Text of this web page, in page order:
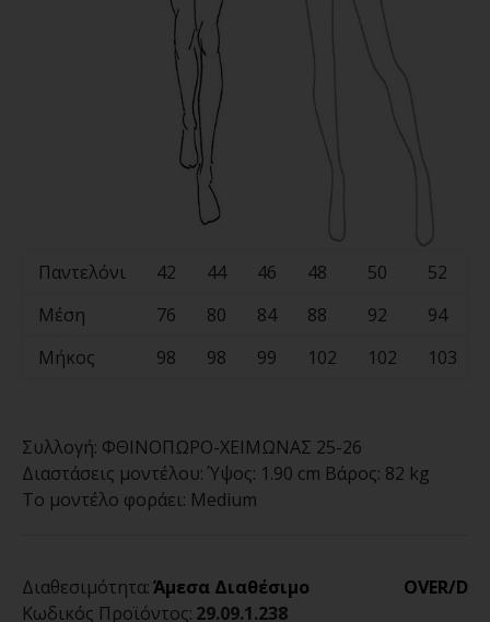
Παντελόνι 42 44 46 48 50 52
Μέση
76 80 84 88 92 94
Μήκος
98 98 99 102 102 103
Συλλογή: ΦΘΙΝΟΠΩΡΟ-ΧΕΙΜΩΝΑΣ 25-26
Διαστάσεις μοντέλου: Ύψος: 1.90 cm Βάρος: 82 kg
Το μοντέλο φοράει: Medium
Διαθεσιμότητα:Άμεσα Διαθέσιμο
Κωδικός Προϊόντος: 29.09.1.238
OVER/D